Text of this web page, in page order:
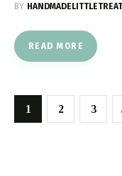
BY
READ MORE
1 2 3